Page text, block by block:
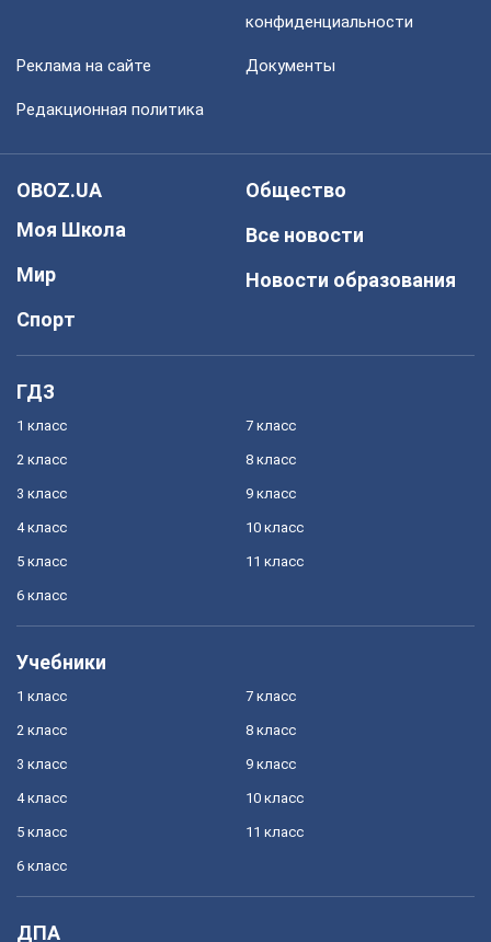
конфиденциальности
Реклама на сайте Документы
Редакционная политика
OBOZ.UA
Моя Школа
Мир
Спорт
Общество
Все новости
Новости образования
ГДЗ
1 класс
2 класс
3 класс
4 класс
5 класс
6 класс
7 класс
8 класс
9 класс
10 класс
11 класс
Учебники
1 класс
2 класс
3 класс
4 класс
5 класс
6 класс
7 класс
8 класс
9 класс
10 класс
11 класс
ДПА